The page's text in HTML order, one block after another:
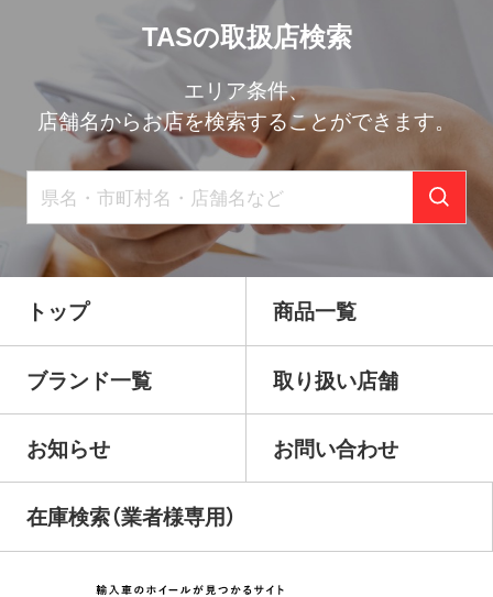
TASの取扱店検索
エリア条件、
店舗名からお店を検索することができます。
トップ 商品一覧
ブランド一覧 取り扱い店舗
お知らせ お問い合わせ
在庫検索（業者様専用）